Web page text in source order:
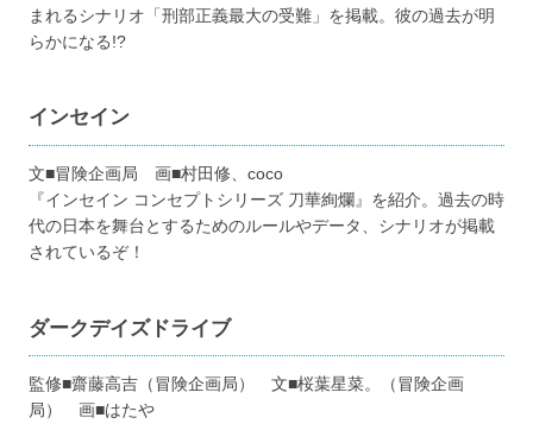
まれるシナリオ「刑部正義最大の受難」を掲載。彼の過去が明
らかになる!?
インセイン
文■冒険企画局 画■村田修、coco
『インセイン コンセプトシリーズ 刀華絢爛』を紹介。過去の時
代の日本を舞台とするためのルールやデータ、シナリオが掲載
されているぞ！
ダークデイズドライブ
監修■齋藤高吉（冒険企画局） 文■桜葉星菜。（冒険企画
局） 画■はたや